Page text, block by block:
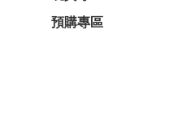
預購專區